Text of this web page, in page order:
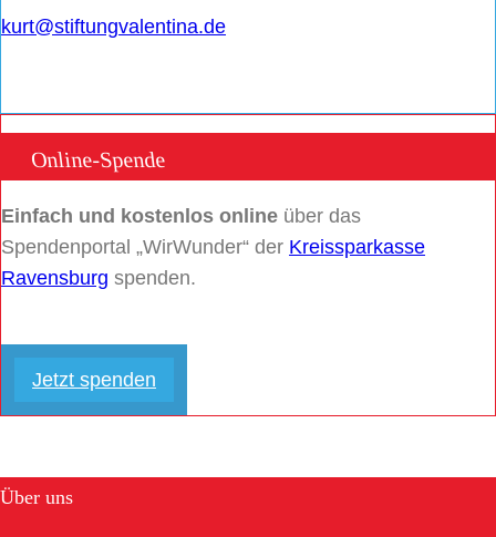
kurt@stiftungvalentina.de
Online-Spende
Einfach und kostenlos online über das
Spendenportal „WirWunder“ der Kreissparkasse
Ravensburg spenden.
Jetzt spenden
Über uns